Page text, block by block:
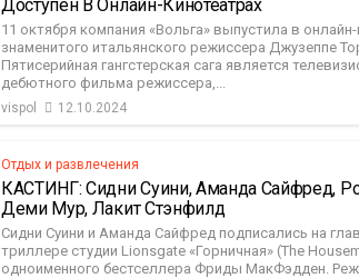
Доступен В Онлайн-Кинотеатрах
11 октября компания «Вольга» выпустила в
знаменитого итальянского режиссера Джузеппе
Пятисерийная гангстерская сага является
дебютного фильма режиссера,...
vispol 12.10.2024
Отдых и развлечения
КАСТИНГ: Сидни Суини, Аманда Сайфред,
Деми Мур, Лакит Стэнфилд
Сидни Суини и Аманда Сайфред подписались на
триллере студии Lionsgate «Горничная» (The
одноименного бестселлера Фриды МакФэдден.